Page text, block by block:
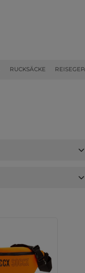
RUCKSÄCKE